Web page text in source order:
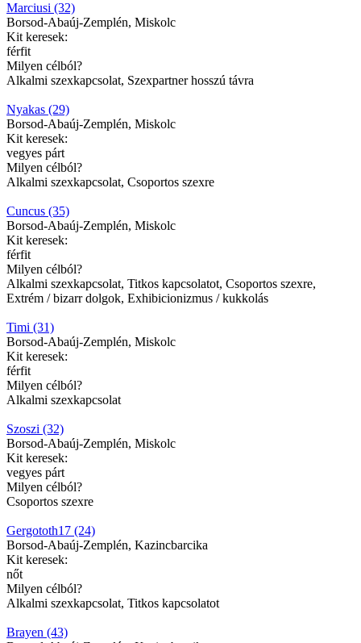
Marciusi (32)
Borsod-Abaúj-Zemplén, Miskolc
Kit keresek:
férfit
Milyen célból?
Alkalmi szexkapcsolat, Szexpartner hosszú távra
Nyakas (29)
Borsod-Abaúj-Zemplén, Miskolc
Kit keresek:
vegyes párt
Milyen célból?
Alkalmi szexkapcsolat, Csoportos szexre
Cuncus (35)
Borsod-Abaúj-Zemplén, Miskolc
Kit keresek:
férfit
Milyen célból?
Alkalmi szexkapcsolat, Titkos kapcsolatot, Csoportos szexre,
Extrém / bizarr dolgok, Exhibicionizmus / kukkolás
Timi (31)
Borsod-Abaúj-Zemplén, Miskolc
Kit keresek:
férfit
Milyen célból?
Alkalmi szexkapcsolat
Szoszi (32)
Borsod-Abaúj-Zemplén, Miskolc
Kit keresek:
vegyes párt
Milyen célból?
Csoportos szexre
Gergototh17 (24)
Borsod-Abaúj-Zemplén, Kazincbarcika
Kit keresek:
nőt
Milyen célból?
Alkalmi szexkapcsolat, Titkos kapcsolatot
Brayen (43)